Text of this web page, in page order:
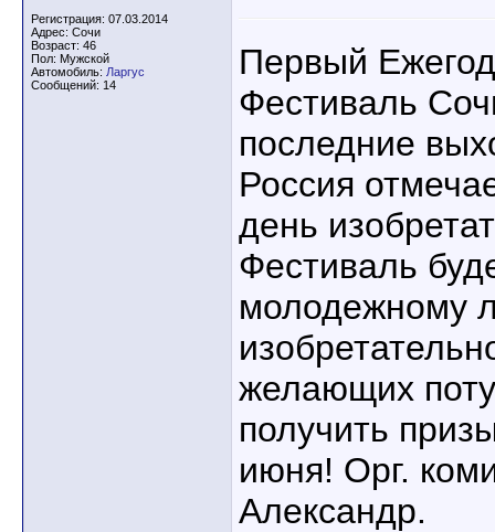
Регистрация: 07.03.2014
Адрес: Сочи
Возраст: 46
Пол: Мужской
Автомобиль: Ларгус
Сообщений: 14
Первый
Фестиваль
последние
Россия
день
Фестиваль
молодежному
желающих
получить
июня! Орг.
Александр.